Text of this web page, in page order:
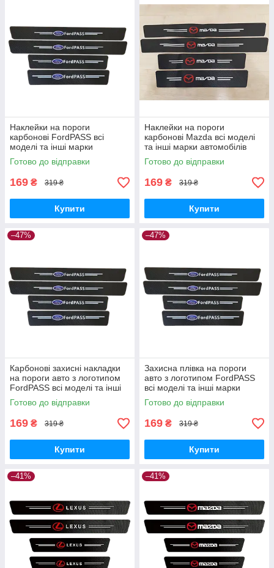
Наклейки на пороги
карбонові FordPASS всі
моделі та інші марки
автомобілів
Готово до відправки
169 ₴ 319 ₴
Купити
Наклейки на пороги
карбонові Mazda всі моделі
та інші марки автомобілів
style1
Готово до відправки
169 ₴ 319 ₴
Купити
–47%
Карбонові захисні накладки
на пороги авто з логотипом
FordPASS всі моделі та інші
марки автомобілів
Готово до відправки
169 ₴ 319 ₴
Купити
–47%
Захисна плівка на пороги
авто з логотипом FordPASS
всі моделі та інші марки
автомобілів
Готово до відправки
169 ₴ 319 ₴
Купити
–41% –41%